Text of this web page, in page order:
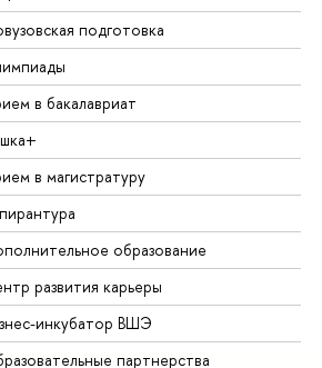
подготовка
в бакалавриат
в магистратуру
образование
развития карьеры
инкубатор ВШЭ
партнерства